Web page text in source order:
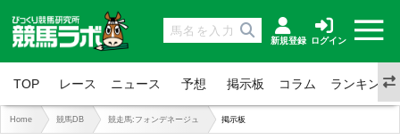
新規登録 ログイン
TOP レース ニュース 予想 掲示板 コラム ランキング
Home 競馬DB 競走馬:フォンデネージュ 掲示板